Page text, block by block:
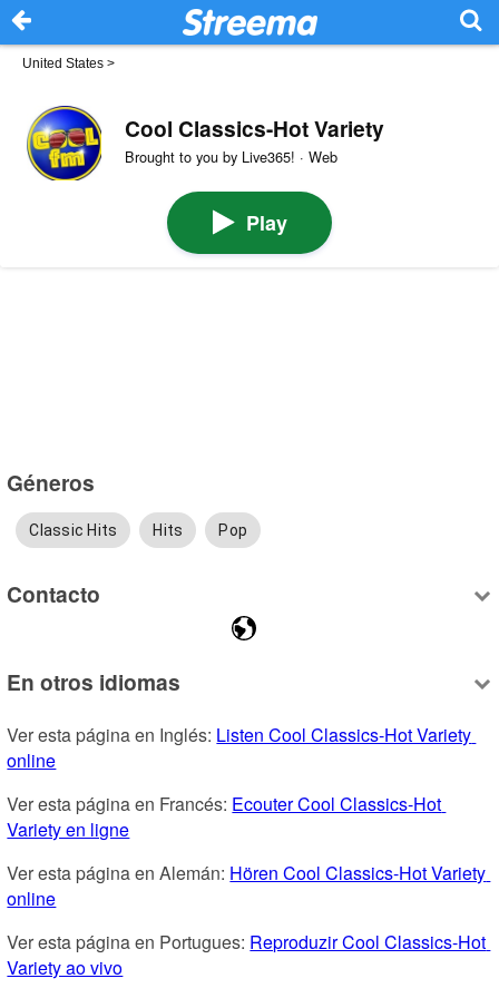
United States >
Cool Classics-Hot Variety
Brought to you by Live365! · Web
Play
Géneros
Classic Hits Hits Pop
Contacto
En otros idiomas
Ver esta página en Inglés: Listen Cool Classics-Hot Variety
online
Ver esta página en Francés: Ecouter Cool Classics-Hot
Variety en ligne
Ver esta página en Alemán: Hören Cool Classics-Hot Variety
online
Ver esta página en Portugues: Reproduzir Cool Classics-Hot
Variety ao vivo